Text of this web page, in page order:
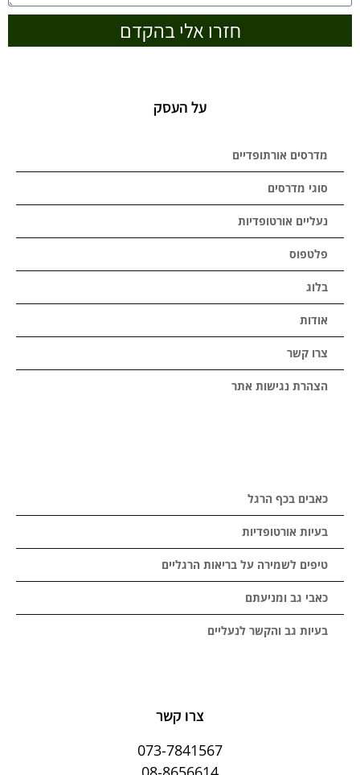
חזרו אלי בהקדם
על העסק
מדרסים אורתופדיים
סוגי מדרסים
נעליים אורטופדיות
פלטפוס
בלוג
אודות
צרו קשר
הצהרת נגישות אתר
כאבים בכף הרגל
בעיות אורטופדיות
טיפים לשמירה על בריאות הרגליים
כאבי גב ומניעתם
בעיות גב והקשר לנעליים
צרו קשר
073-7841567